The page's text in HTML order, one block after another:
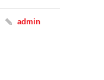
admin